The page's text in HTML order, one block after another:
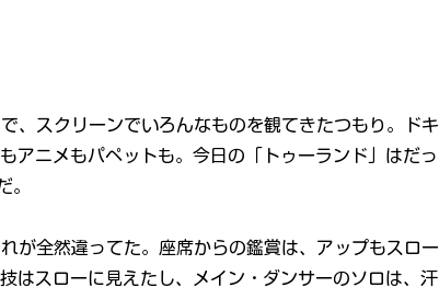
、スクリーンでいろんなものを観てきたつもり。ドキ
アニメもパペットも。今日の「トゥーランド」はだっ
。
が全然違ってた。座席からの鑑賞は、アップもスロー
はスローに見えたし、メイン・ダンサーのソロは、汗